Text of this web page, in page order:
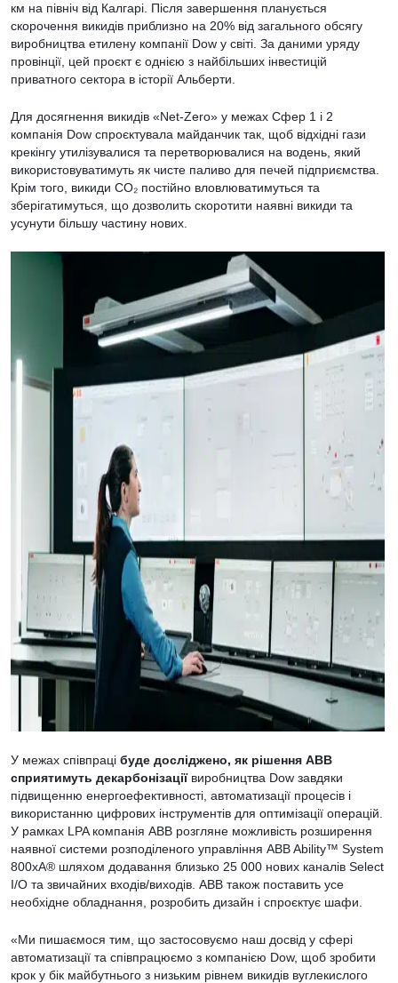
км на північ від Калгарі. Після завершення планується
скорочення викидів приблизно на 20% від загального обсягу
виробництва етилену компанії Dow у світі. За даними уряду
провінції, цей проєкт є однією з найбільших інвестицій
приватного сектора в історії Альберти.
Для досягнення викидів «Net-Zero» у межах Сфер 1 і 2
компанія Dow спроєктувала майданчик так, щоб відхідні гази
крекінгу утилізувалися та перетворювалися на водень, який
використовуватимуть як чисте паливо для печей підприємства.
Крім того, викиди CO₂ постійно вловлюватимуться та
зберігатимуться, що дозволить скоротити наявні викиди та
усунути більшу частину нових.
У межах співпраці буде досліджено, як рішення ABB
сприятимуть декарбонізаціївиробництва Dow завдяки
підвищенню енергоефективності, автоматизації процесів і
використанню цифрових інструментів для оптимізації операцій.
У рамках LPA компанія ABB розгляне можливість розширення
наявної системи розподіленого управління ABB Ability™ System
800xA® шляхом додавання близько 25 000 нових каналів Select
I/O та звичайних входів/виходів. ABB також поставить усе
необхідне обладнання, розробить дизайн і спроєктує шафи.
«Ми пишаємося тим, що застосовуємо наш досвід у сфері
автоматизації та співпрацюємо з компанією Dow, щоб зробити
крок у бік майбутнього з низьким рівнем викидів вуглекислого